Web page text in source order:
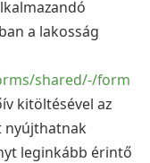
a lakosság
shared/-/form
kitöltésével az
nyújthatnak
leginkább érintő